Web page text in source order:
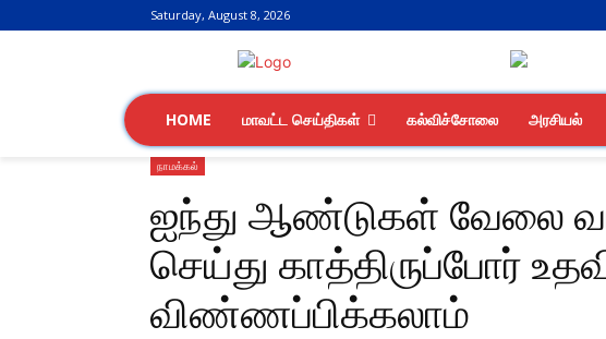
Saturday, August 8, 2026
HOME மாவட்ட செய்திகள் கல்விச்சோலை அரசியல்
நாமக்கல்
ஐந்து ஆண்டுகள் வேலை
செய்து காத்திருப்போர்
விண்ணப்பிக்கலாம்